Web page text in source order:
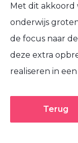
Met dit akkoord
onderwijs
de focus naar
deze extra
realiseren in
Terug